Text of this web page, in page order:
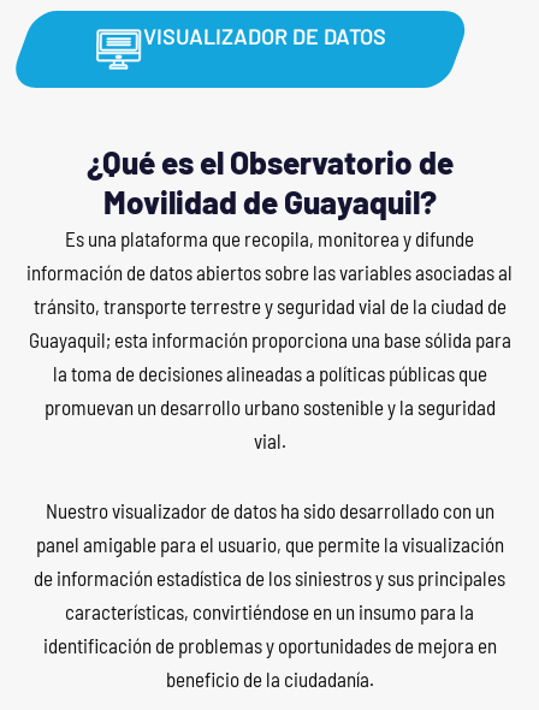
VISUALIZADOR DE DATOS
¿Qué es el Observatorio de
Movilidad de Guayaquil?
Es una plataforma que recopila, monitorea y difunde
información de datos abiertos sobre las variables asociadas al
tránsito, transporte terrestre y seguridad vial de la ciudad de
Guayaquil; esta información proporciona una base sólida para
la toma de decisiones alineadas a políticas públicas que
promuevan un desarrollo urbano sostenible y la seguridad
vial.
Nuestro visualizador de datos ha sido desarrollado con un
panel amigable para el usuario, que permite la visualización
de información estadística de los siniestros y sus principales
características, convirtiéndose en un insumo para la
identificación de problemas y oportunidades de mejora en
beneficio de la ciudadanía.